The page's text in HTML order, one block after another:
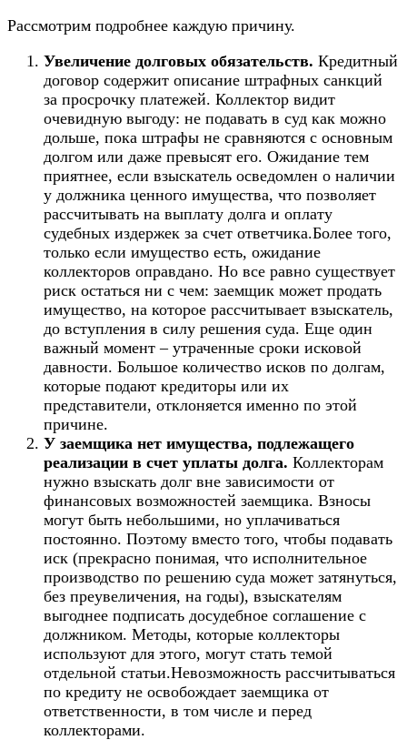
Рассмотрим подробнее каждую причину.
Увеличение долговых обязательств. Кредитный
договор содержит описание штрафных санкций
за просрочку платежей. Коллектор видит
очевидную выгоду: не подавать в суд как можно
дольше, пока штрафы не сравняются с основным
долгом или даже превысят его. Ожидание тем
приятнее, если взыскатель осведомлен о наличии
у должника ценного имущества, что позволяет
рассчитывать на выплату долга и оплату
судебных издержек за счет ответчика.Более того,
только если имущество есть, ожидание
коллекторов оправдано. Но все равно существует
риск остаться ни с чем: заемщик может продать
имущество, на которое рассчитывает взыскатель,
до вступления в силу решения суда. Еще один
важный момент – утраченные сроки исковой
давности. Большое количество исков по долгам,
которые подают кредиторы или их
представители, отклоняется именно по этой
причине.
У заемщика нет имущества, подлежащего
реализации в счет уплаты долга. Коллекторам
нужно взыскать долг вне зависимости от
финансовых возможностей заемщика. Взносы
могут быть небольшими, но уплачиваться
постоянно. Поэтому вместо того, чтобы подавать
иск (прекрасно понимая, что исполнительное
производство по решению суда может затянуться,
без преувеличения, на годы), взыскателям
выгоднее подписать досудебное соглашение с
должником. Методы, которые коллекторы
используют для этого, могут стать темой
отдельной статьи.Невозможность рассчитываться
по кредиту не освобождает заемщика от
ответственности, в том числе и перед
коллекторами.